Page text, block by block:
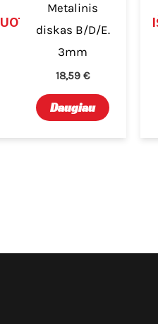
Metalinis
diskas B/D/E.
3mm
18,59€
Daugiau